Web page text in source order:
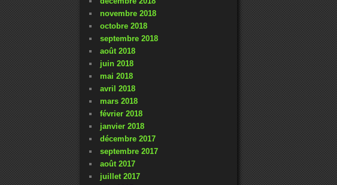
novembre 2018
octobre 2018
septembre 2018
août 2018
juin 2018
mai 2018
avril 2018
mars 2018
février 2018
janvier 2018
décembre 2017
septembre 2017
août 2017
juillet 2017